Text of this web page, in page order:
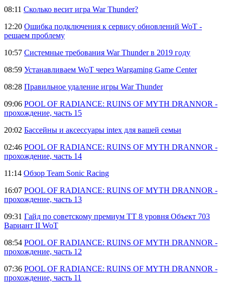
08:11 Сколько весит игра War Thunder?
12:20 Ошибка подключения к сервису обновлений WoT -
решаем проблему
10:57 Системные требования War Thunder в 2019 году
08:59 Устанавливаем WoT через Wargaming Game Center
08:28 Правильное удаление игры War Thunder
09:06 POOL OF RADIANCE: RUINS OF MYTH DRANNOR -
прохождение, часть 15
20:02 Бассейны и аксессуары intex для вашей семьи
02:46 POOL OF RADIANCE: RUINS OF MYTH DRANNOR -
прохождение, часть 14
11:14 Обзор Team Sonic Racing
16:07 POOL OF RADIANCE: RUINS OF MYTH DRANNOR -
прохождение, часть 13
09:31 Гайд по советскому премиум ТТ 8 уровня Объект 703
Вариант II WoT
08:54 POOL OF RADIANCE: RUINS OF MYTH DRANNOR -
прохождение, часть 12
07:36 POOL OF RADIANCE: RUINS OF MYTH DRANNOR -
прохождение, часть 11